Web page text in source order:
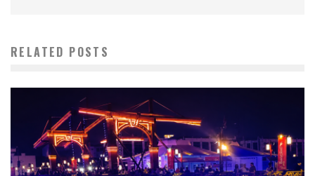
RELATED POSTS